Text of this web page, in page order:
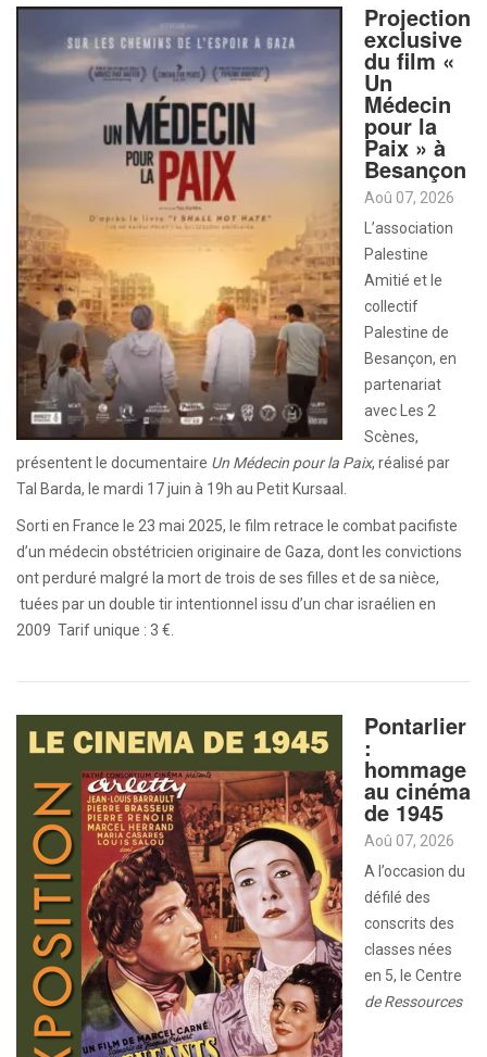
Projection
exclusive
du film «
Un
Médecin
pour la
Paix » à
Besançon
Aoû 07, 2026
L’association
Palestine
Amitié et le
collectif
Palestine de
Besançon, en
partenariat
avec Les 2
Scènes,
présentent le documentaire Un Médecin pour la Paix, réalisé par
Tal Barda, le mardi 17 juin à 19h au Petit Kursaal.
Sorti en France le 23 mai 2025, le film retrace le combat pacifiste
d’un médecin obstétricien originaire de Gaza, dont les convictions
ont perduré malgré la mort de trois de ses filles et de sa nièce,
tuées par un double tir intentionnel issu d’un char israélien en
2009 Tarif unique : 3 €.
Pontarlier
:
hommage
au cinéma
de 1945
Aoû 07, 2026
A l’occasion du
défilé des
conscrits des
classes nées
en 5, le Centre
deRessources